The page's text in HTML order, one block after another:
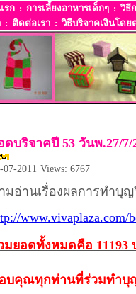
รก : การเลี้ยงอาหารเด็กๆ :วิธี
: ติดต่อเรา :วิธีบริจาคเงินโด
ดบริจาคปี 53 วันพ.27/7/
07-2011 Views: 6767
มอ่านเรื่องผลการทำบุ
www.vivaplaza.com/
มยอดทั้งหมดคือ 11193
บคุณทุกท่านที่ร่วมทำบุ